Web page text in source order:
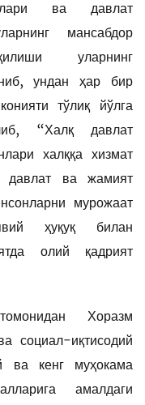
ва давлат
мансабдор
уларнинг
ундан ҳар бир
тўлиқ йўлга
“Халқ давлат
халққа хизмат
давлат ва жамият
мурожаат
ҳуқуқ билан
олий қадрият
Хоразм
социал-иқтисодий
ва кенг муҳокама
амалдаги